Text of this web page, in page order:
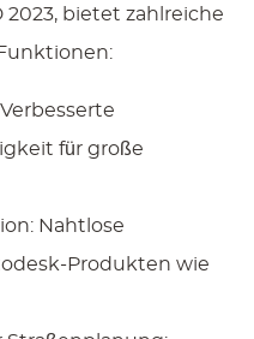
2023, bietet zahlreiche
Verbesserte
für große
: Nahtlose
Produkten wie